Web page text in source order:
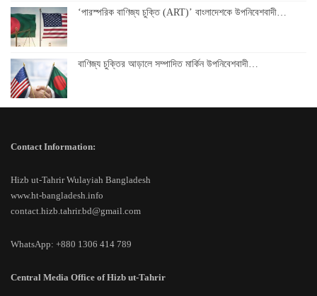
‘পারস্পরিক বাণিজ্য চুক্তি (ART)’ বাংলাদেশকে উপনিবেশবাদী…
বাণিজ্য চুক্তির আড়ালে সম্পাদিত মার্কিন উপনিবেশবাদী…
Contact Information:
Hizb ut-Tahrir Wulayiah Bangladesh
www.ht-bangladesh.info
contact.hizb.tahrir.bd@gmail.com
WhatsApp: +880 1306 414 789
Central Media Office of Hizb ut-Tahrir